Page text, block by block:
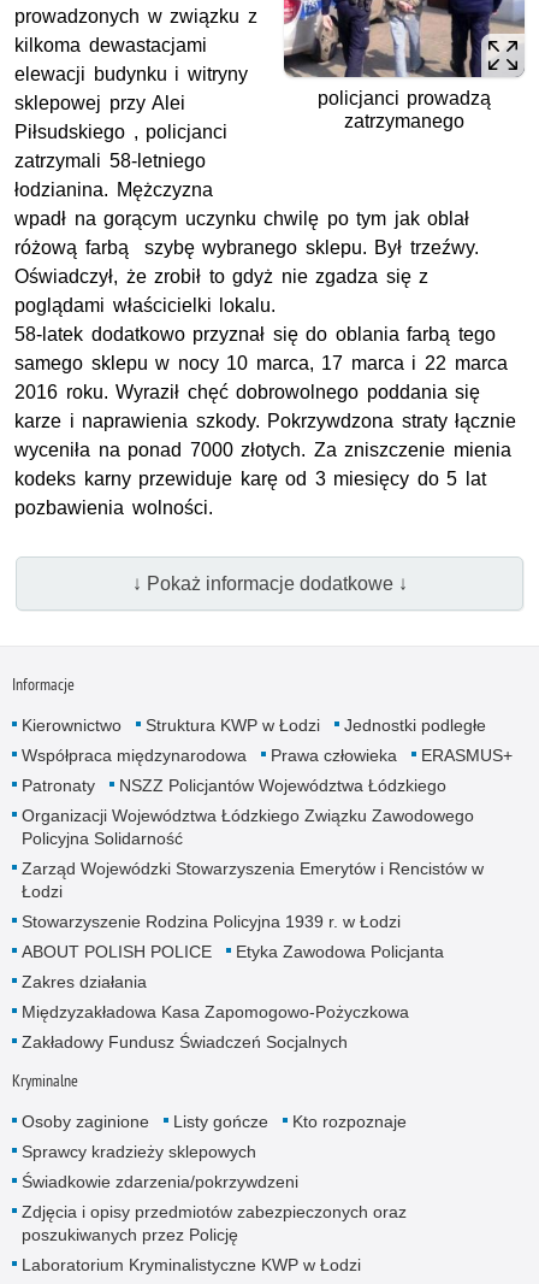
policjanci prowadzą
zatrzymanego
prowadzonych w związku z
kilkoma dewastacjami
elewacji budynku i witryny
sklepowej przy Alei
Piłsudskiego , policjanci
zatrzymali 58-letniego
łodzianina. Mężczyzna
wpadł na gorącym uczynku chwilę po tym jak oblał
różową farbą szybę wybranego sklepu. Był trzeźwy.
Oświadczył, że zrobił to gdyż nie zgadza się z
poglądami właścicielki lokalu.
58-latek dodatkowo przyznał się do oblania farbą tego
samego sklepu w nocy 10 marca, 17 marca i 22 marca
2016 roku. Wyraził chęć dobrowolnego poddania się
karze i naprawienia szkody. Pokrzywdzona straty łącznie
wyceniła na ponad 7000 złotych. Za zniszczenie mienia
kodeks karny przewiduje karę od 3 miesięcy do 5 lat
pozbawienia wolności.
↓ Pokaż informacje dodatkowe ↓
Informacje
Kierownictwo Struktura KWP w Łodzi
Jednostki podległe
Współpraca międzynarodowa
Prawa człowieka
ERASMUS+
Patronaty
NSZZ Policjantów Województwa Łódzkiego
Organizacji Województwa Łódzkiego Związku Zawodowego
Policyjna Solidarność
Zarząd Wojewódzki Stowarzyszenia Emerytów i Rencistów w
Łodzi
Stowarzyszenie Rodzina Policyjna 1939 r. w Łodzi
ABOUT POLISH POLICE
Etyka Zawodowa Policjanta
Zakres działania
Międzyzakładowa Kasa Zapomogowo-Pożyczkowa
Zakładowy Fundusz Świadczeń Socjalnych
Kryminalne
Osoby zaginione Listy gończe
Kto rozpoznaje
Sprawcy kradzieży sklepowych
Świadkowie zdarzenia/pokrzywdzeni
Zdjęcia i opisy przedmiotów zabezpieczonych oraz
poszukiwanych przez Policję
Laboratorium Kryminalistyczne KWP w Łodzi